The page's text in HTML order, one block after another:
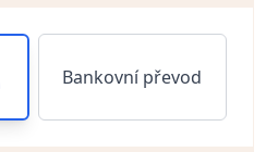
Bankovní převod